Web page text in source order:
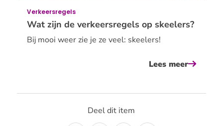
of
Wat zijn de verkeersregels op skeelers?
Verkeersregels
Bij mooi weer zie je ze veel: skeelers!
Lees meerover
zijn
Deel dit item